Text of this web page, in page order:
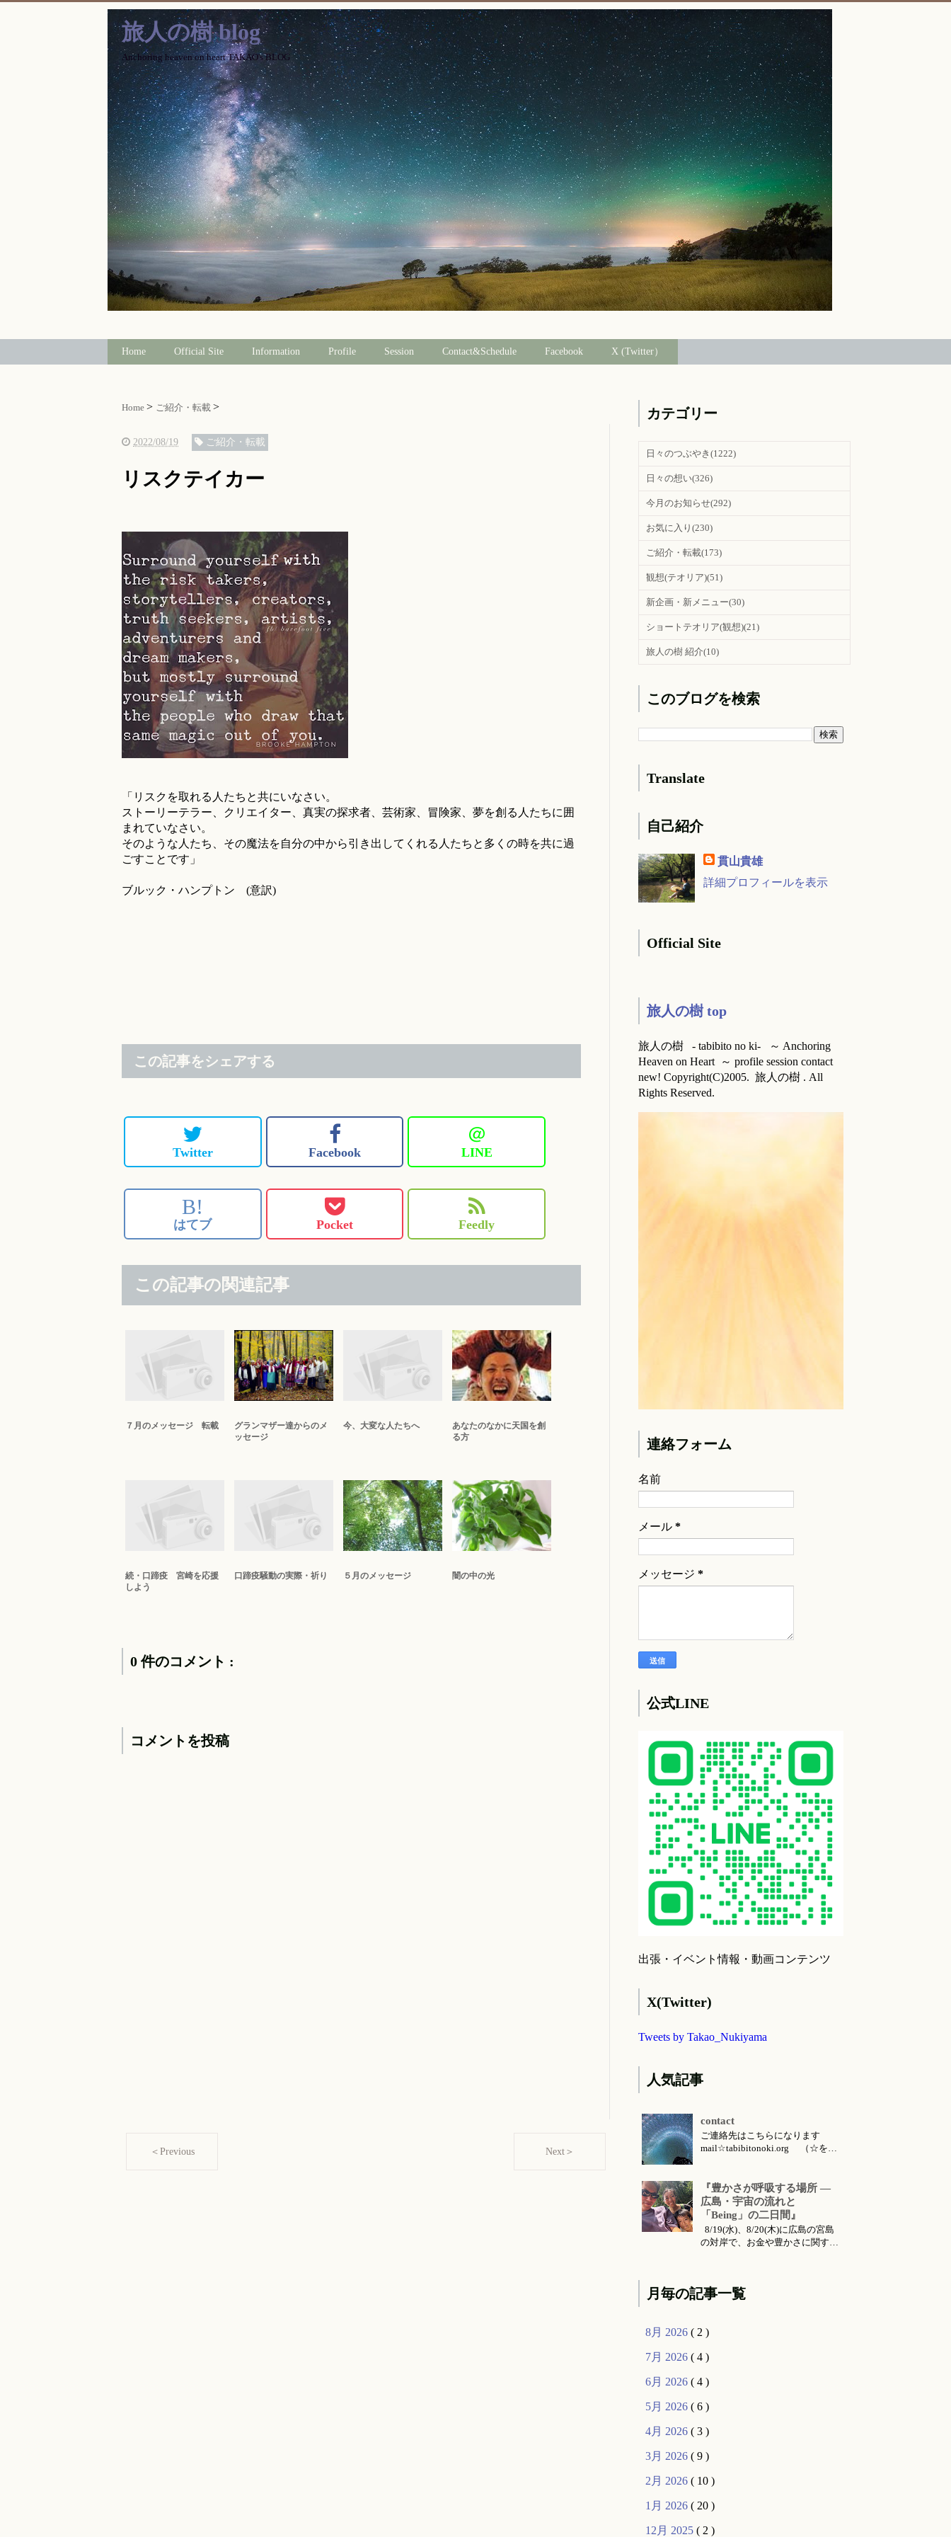
旅人の樹 blog
Anchoring heaven on heart TAKAO's BLOG
Home Official Site Information Profile Session Contact&Schedule Facebook X (Twitter）
Home ご紹介・転載
2022/08/19 ご紹介・転載
リスクテイカー
「リスクを取れる人たちと共にいなさい。
ストーリーテラー、クリエイター、真実の探求者、芸術家、冒険家、夢を創る人たちに囲
まれていなさい。
そのような人たち、その魔法を自分の中から引き出してくれる人たちと多くの時を共に過
ごすことです」
ブルック・ハンプトン (意訳)
この記事をシェアする
Twitter Facebook
＠
LINE
B!
はてブ Pocket Feedly
この記事の関連記事
７月のメッセージ 転載
グランマザー達からのメ
ッセージ
今、大変な人たちへ
あなたのなかに天国を創
る方
続・口蹄疫 宮崎を応援
しよう
口蹄疫騒動の実際・祈り ５月のメッセージ 闇の中の光
0 件のコメント :
コメントを投稿
＜Previous Next＞
カテゴリー
日々のつぶやき (1222)
日々の想い(326)
今月のお知らせ(292)
お気に入り (230)
ご紹介・転載(173)
観想(テオリア)(51)
新企画・新メニュー(30)
ショートテオリア(観想)(21)
旅人の樹 紹介(10)
このブログを検索
Translate
自己紹介
貫山貴雄
詳細プロフィールを表示
Official Site
旅人の樹 top
旅人の樹 - tabibito no ki- ～ Anchoring
Heaven on Heart ～ profile session contact
new! Copyright(C)2005. 旅人の樹 . All
Rights Reserved.
連絡フォーム
名前
メール *
メッセージ *
公式LINE
出張・イベント情報・動画コンテンツ
X(Twitter)
Tweets by Takao_Nukiyama
人気記事
contact
ご連絡先はこちらになります
mail☆tabibitonoki.org （☆を@
こちらです 今月のイベント・ワ
ークショップ・セッション・リト
リート・出張情報等 対面セッシ
ョン所要時間・場所 セッション
メニ...
『豊かさが呼吸する場所 ―
広島・宇宙の流れと
「Being」の二日間』
8/19(水)、8/20(木)に広島の宮島
の対岸で、お金や豊かさに関する
かさ・宇宙の流れ〜』 のお話の
ンツとして購入可能です...
月毎の記事一覧
8月 2026 ( 2 )
7月 2026 ( 4 )
6月 2026 ( 4 )
5月 2026 ( 6 )
4月 2026 ( 3 )
3月 2026 ( 9 )
2月 2026 ( 10 )
1月 2026 ( 20 )
12月 2025 ( 2 )